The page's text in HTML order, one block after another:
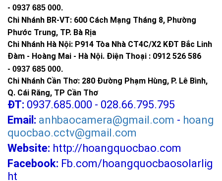
- 0937 685 000.
Chi Nhánh BR-VT: 600 Cách Mạng Tháng 8, Phường
Phước Trung, TP. Bà Rịa
Chi Nhánh Hà Nội: P914 Tòa Nhà CT4C/X2 KĐT Bắc Linh
Đàm - Hoàng Mai - Hà Nội. Điện Thoại : 0912 526 586
- 0937 685 000.
Chi Nhánh Cần Thơ: 280 Đường Phạm Hùng, P. Lê Bình,
Q. Cái Răng, TP Cần Thơ
ĐT: 0937.685.000 - 028.66.795.795
Email: anhbaocamera@gmail.com - hoang
quocbao.cctv@gmail.com
Website: http://hoangquocbao.com
Facebook: Fb.com/hoangquocbaosolarlig
ht